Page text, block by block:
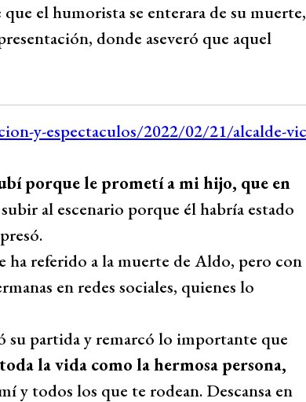
el humorista se enterara de su muerte,
donde aseveró que aquel
porque le prometí a mi hijo, que en
al escenario porque él habría estado
ha referido a la muerte de Aldo, pero con
en redes sociales, quienes lo
su partida y remarcó lo importante que
la vida como la hermosa persona,
y todos los que te rodean. Descansa en